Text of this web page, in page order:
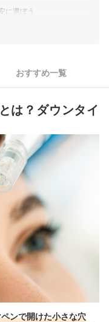
に選ぼう
れるクリニック5選
のくらい？施術後の経過
めのアフターケアは？
おすすめ一覧
は？ダウンタイ
ンで開けた小さな穴